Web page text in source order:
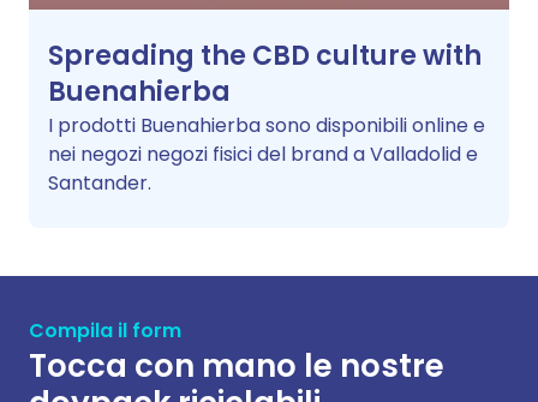
Spreading the CBD culture with
Buenahierba
I prodotti Buenahierba sono disponibili online e
nei negozi negozi fisici del brand a Valladolid e
Santander.
Compila il form
Tocca con mano le nostre